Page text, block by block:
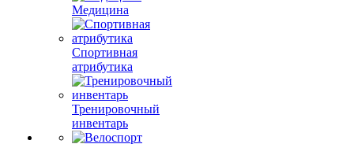
Медицина
Спортивная
атрибутика
Тренировочный
инвентарь